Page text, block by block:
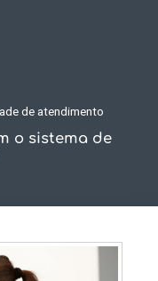
de atendimento
o sistema de